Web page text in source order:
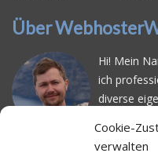
Cookie-
verwalten
Über
Hi! Mein
ich
diverse
schwierig
vielen